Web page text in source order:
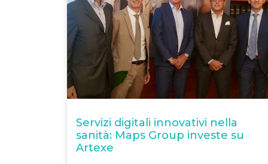
Servizi digitali innovativi nella
sanità: Maps Group investe su
Artexe